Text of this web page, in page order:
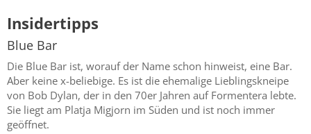
Insidertipps
Blue Bar
Die Blue Bar ist, worauf der Name schon hinweist, eine Bar.
Aber keine x-beliebige. Es ist die ehemalige Lieblingskneipe
von Bob Dylan, der in den 70er Jahren auf Formentera lebte.
Sie liegt am Platja Migjorn im Süden und ist noch immer
geöffnet.